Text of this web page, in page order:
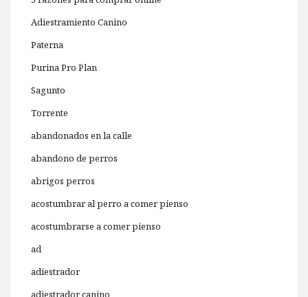
Adiestramiento Canino
Paterna
Purina Pro Plan
Sagunto
Torrente
abandonados en la calle
abandono de perros
abrigos perros
acostumbrar al perro a comer pienso
acostumbrarse a comer pienso
ad
adiestrador
adiestrador canino